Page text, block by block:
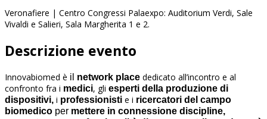
Veronafiere | Centro Congressi Palaexpo: Auditorium Verdi, Sale
Vivaldi e Salieri, Sala Margherita 1 e 2.
Descrizione evento
Innovabiomed è il network place dedicato all’incontro e al
confronto fra i medici, gli esperti della produzione di
dispositivi, i professionisti e i ricercatori del campo
biomedico per mettere in connessione discipline,